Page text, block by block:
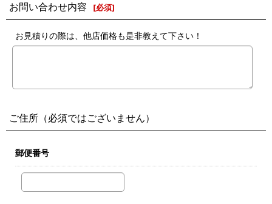
お問い合わせ内容 [必須]
お見積りの際は、他店価格も是非教えて下さい！
ご住所（必須ではございません）
郵便番号